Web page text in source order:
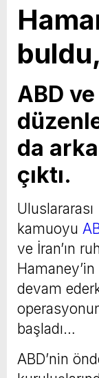
ABD
da
çıktı.
Uluslararası
kamuoyu
ve İran’ın
devam
başladı…
ABD’nin